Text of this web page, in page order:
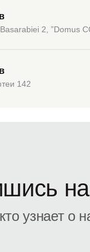
2, ”Domus
142
узнает о